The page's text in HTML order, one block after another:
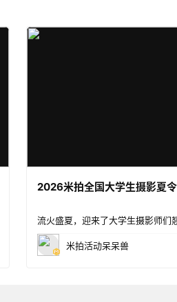
2026米拍全国大学生摄影夏令
米拍活动呆呆兽